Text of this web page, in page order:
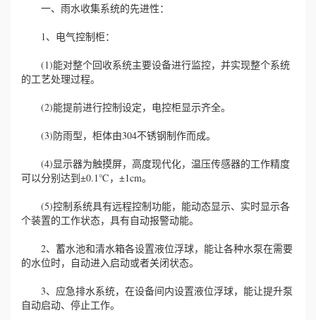
一、雨水收集系统的先进性：
1、电气控制柜：
(1)能对整个回收系统主要设备进行监控，并实现整个系统
的工艺处理过程。
(2)能提前进行控制设定，电控柜显示齐全。
(3)防雨型，柜体由304不锈钢制作而成。
(4)显示器为触摸屏，高度现代化，温压传感器的工作精度
可以分别达到±0.1℃，±1cm。
(5)控制系统具有远程控制功能，能动态显示、实时显示各
个装置的工作状态，具有自动报警动能。
2、蓄水池和清水箱各设置液位浮球，能让各种水泵在需要
的水位时，自动进入启动或者关闭状态。
3、应急排水系统，在设备间内设置液位浮球，能让提升泵
自动启动、停止工作。